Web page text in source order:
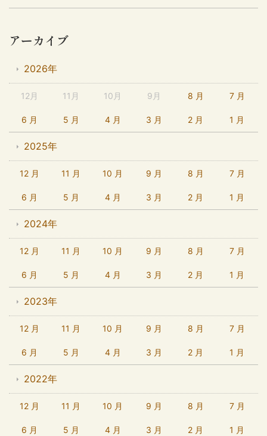
アーカイブ
2026年
12月 11月 10月 9月 8 月 7 月
6 月 5 月 4 月 3 月 2 月 1 月
2025年
12 月 11 月 10 月 9 月 8 月 7 月
6 月 5 月 4 月 3 月 2 月 1 月
2024年
12 月 11 月 10 月 9 月 8 月 7 月
6 月 5 月 4 月 3 月 2 月 1 月
2023年
12 月 11 月 10 月 9 月 8 月 7 月
6 月 5 月 4 月 3 月 2 月 1 月
2022年
12 月 11 月 10 月 9 月 8 月 7 月
6 月 5 月 4 月 3 月 2 月 1 月